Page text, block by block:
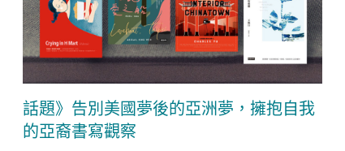
話題》告別美國夢後的亞洲夢，擁抱自我
的亞裔書寫觀察